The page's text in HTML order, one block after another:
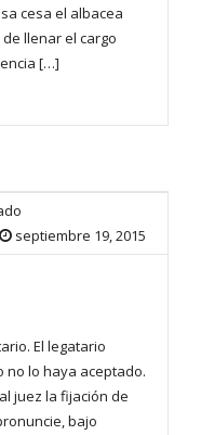
cesa el albacea
llenar el cargo
[…]
septiembre 19, 2015
El legatario
no lo haya aceptado.
juez la fijación de
bajo